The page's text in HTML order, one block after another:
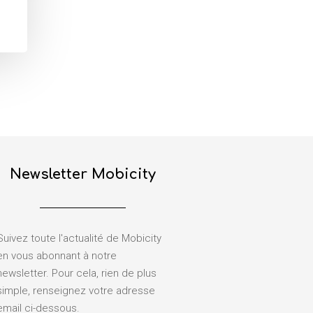
Newsletter Mobicity
toute l'actualité de Mobicity
vous abonnant à notre
Pour cela, rien de plus
renseignez votre adresse
ci-dessous.